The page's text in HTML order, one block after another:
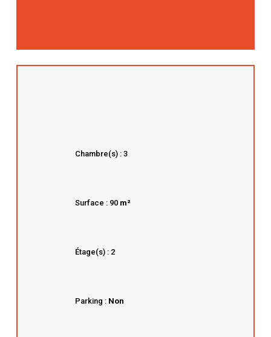
Chambre(s) : 3
Surface : 90 m²
Étage(s) : 2
Parking : Non